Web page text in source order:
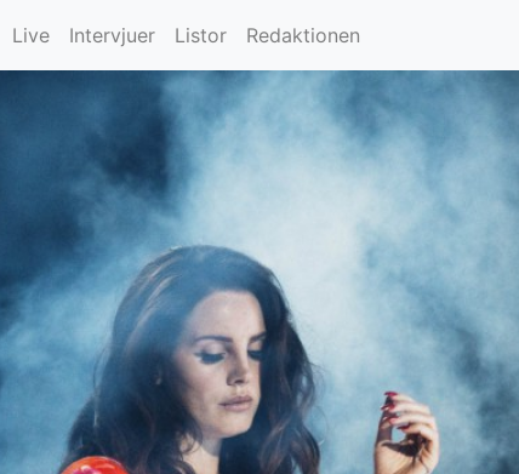
Live Intervjuer Listor Redaktionen